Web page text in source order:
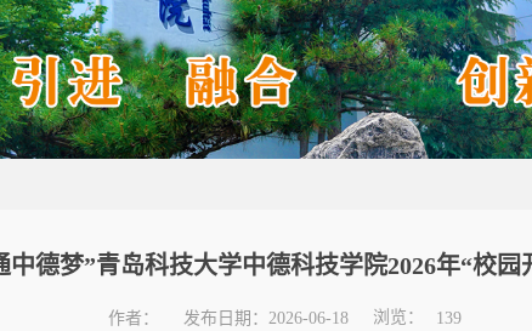
德梦”青岛科技大学中德科技学院2026年“校园
作者： 发布日期：2026-06-18 浏览： 139